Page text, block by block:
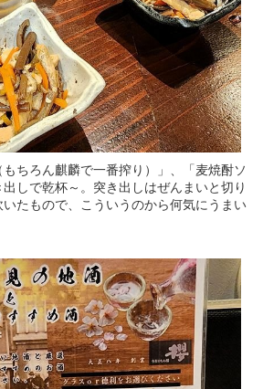
ちろん麒麟で一番搾り）」、「麦焼酎ソ
しで乾杯～。突き出しはぜんまいと切り
たもので、こういうのから何気にうまい